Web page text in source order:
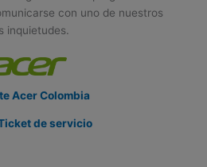
con uno de nuestros
inquietudes.
Acer Colombia
de servicio